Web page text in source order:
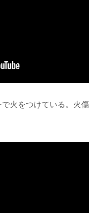
火をつけている。火傷